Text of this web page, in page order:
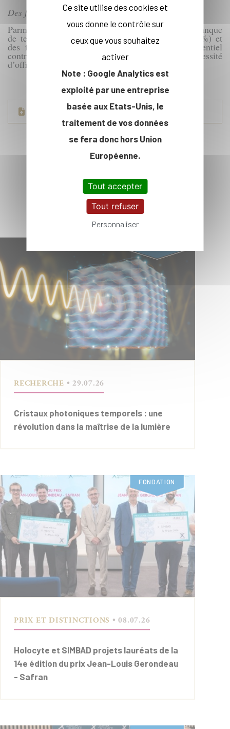
Des freins à lever : temps, budget, formats
Parmi les obstacles identifiés à la formation : le manque
de temps (70 %), un budget jugé insuffisant (51 %) et
des formats parfois inadaptés (distanciel ou présentiel
contraignant). Ces résultats soulignent la nécessité
d’offres flexibles, adaptées au rythme des dirigeants
20250604-CPEXEDxCSA-DirigeantsSciences.pdf
À LIRE AUSSI
RECHERCHE • 29.07.26
Cristaux photoniques temporels : une
révolution dans la maîtrise de la lumière
FONDATION
PRIX ET DISTINCTIONS • 08.07.26
Holocyte et SIMBAD projets lauréats de la
14e édition du prix Jean-Louis Gerondeau
- Safran
Ce site utilise des cookies et
vous donne le contrôle sur
ceux que vous souhaitez
activer
Note : Google Analytics est
exploité par une entreprise
basée aux Etats-Unis, le
traitement de vos données
se fera donc hors Union
Européenne.
Tout accepter
Tout refuser
Personnaliser